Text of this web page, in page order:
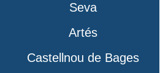
Seva
Artés
Castellnou de Bages